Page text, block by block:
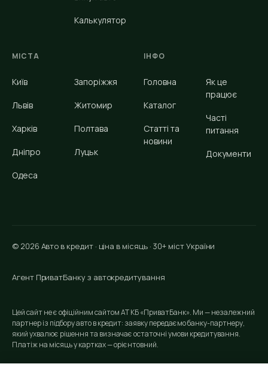
Калькулятор
МІСТА
Київ
Львів
Харків
Дніпро
Одеса
Запоріжжя
Житомир
Полтава
Луцьк
ІНФО
Головна
Каталог
Статті та
новини
Як це
працює
Часті
питання
Документи
© 2026 Авто в кредит · ціна в місяць · 30+ міст України
Агент ПриватБанку з автокредитування
Цей сайт не є офіційним сайтом АТ КБ «ПриватБанк». Ми — незалежний
партнер із підбору авто в кредит: заявку передаємо банку-партнеру,
який ухвалює рішення та визначає остаточні умови кредитування.
Платіж на місяць у картках — орієнтовний.